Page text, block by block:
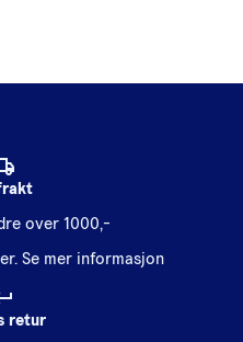
over 1000,-
Se mer informasjon
retur